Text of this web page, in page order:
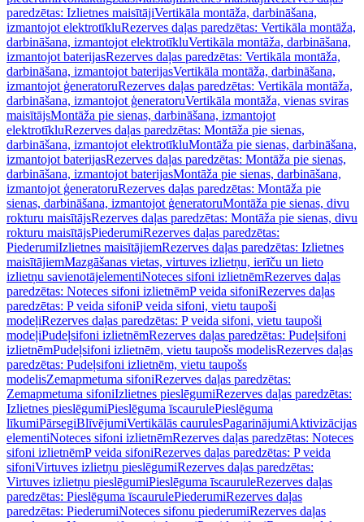
paredzētas: Izlietnes maisītājiVertikāla montāža, darbināšana,
izmantojot elektrotīkluRezerves daļas paredzētas: Vertikāla montāža,
darbināšana, izmantojot elektrotīkluVertikāla montāža, darbināšana,
izmantojot baterijasRezerves daļas paredzētas: Vertikāla montāža,
darbināšana, izmantojot baterijasVertikāla montāža, darbināšana,
izmantojot ģeneratoruRezerves daļas paredzētas: Vertikāla montāža,
darbināšana, izmantojot ģeneratoruVertikāla montāža, vienas sviras
maisītājsMontāža pie sienas, darbināšana, izmantojot
elektrotīkluRezerves daļas paredzētas: Montāža pie sienas,
darbināšana, izmantojot elektrotīkluMontāža pie sienas, darbināšana,
izmantojot baterijasRezerves daļas paredzētas: Montāža pie sienas,
darbināšana, izmantojot baterijasMontāža pie sienas, darbināšana,
izmantojot ģeneratoruRezerves daļas paredzētas: Montāža pie
sienas, darbināšana, izmantojot ģeneratoruMontāža pie sienas, divu
rokturu maisītājsRezerves daļas paredzētas: Montāža pie sienas, divu
rokturu maisītājsPiederumiRezerves daļas paredzētas:
PiederumiIzlietnes maisītājiemRezerves daļas paredzētas: Izlietnes
maisītājiemMazgāšanas vietas, virtuves izlietņu, ierīču un lieto
izlietņu savienotājelementiNoteces sifoni izlietnēmRezerves daļas
paredzētas: Noteces sifoni izlietnēmP veida sifoniRezerves daļas
paredzētas: P veida sifoniP veida sifoni, vietu taupoši
modeļiRezerves daļas paredzētas: P veida sifoni, vietu taupoši
modeļiPudeļsifoni izlietnēmRezerves daļas paredzētas: Pudeļsifoni
izlietnēmPudeļsifoni izlietnēm, vietu taupošs modelisRezerves daļas
paredzētas: Pudeļsifoni izlietnēm, vietu taupošs
modelisZemapmetuma sifoniRezerves daļas paredzētas:
Zemapmetuma sifoniIzlietnes pieslēgumiRezerves daļas paredzētas:
Izlietnes pieslēgumiPieslēguma īscaurulePieslēguma
līkumiPārsegiBlīvējumiVertikālās caurulesPagarinājumiAktivizācijas
elementiNoteces sifoni izlietnēmRezerves daļas paredzētas: Noteces
sifoni izlietnēmP veida sifoniRezerves daļas paredzētas: P veida
sifoniVirtuves izlietņu pieslēgumiRezerves daļas paredzētas:
Virtuves izlietņu pieslēgumiPieslēguma īscauruleRezerves daļas
paredzētas: Pieslēguma īscaurulePiederumiRezerves daļas
paredzētas: PiederumiNoteces sifonu piederumiRezerves daļas